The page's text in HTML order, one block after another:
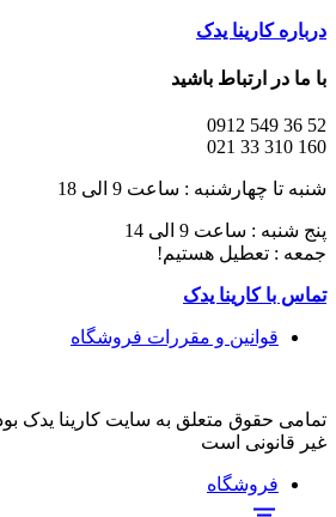
درباره کارینا یدک
با ما در ارتباط باشید
52 36 549 0912
160 310 33 021
شنبه تا چهارشنبه : ساعت 9 الی 18
پنج شنبه : ساعت 9 الی 14
جمعه : تعطیل هستیم!
تماس با کارینا یدک
قوانین و مقررات فروشگاه
تمامی حقوق متعلق به سایت کارینا یدک
غیر قانونی است
فروشگاه